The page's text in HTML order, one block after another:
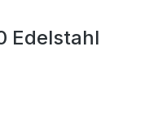
Edelstahl